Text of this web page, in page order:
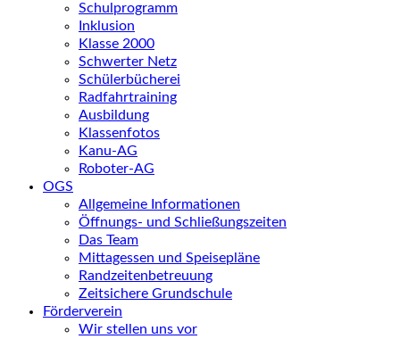
Schulprogramm
Inklusion
Klasse 2000
Schwerter Netz
Schülerbücherei
Radfahrtraining
Ausbildung
Klassenfotos
Kanu-AG
Roboter-AG
OGS
Allgemeine Informationen
Öffnungs- und Schließungszeiten
Das Team
Mittagessen und Speisepläne
Randzeitenbetreuung
Zeitsichere Grundschule
Förderverein
Wir stellen uns vor